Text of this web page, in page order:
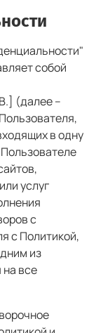
собой
(далее –
в одну
услуг
с
с Политикой,
из
все